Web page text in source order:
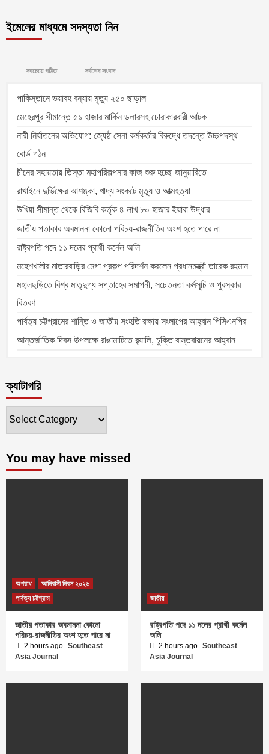
ইমেলের মাধ্যমে সদস্যতা নিন
সবচেয়ে পঠিত সর্বশেষ সংবাদ
পাকিস্তানে ভয়াবহ বন্যায় মৃত্যু ২৫০ ছাড়াল
মেহেরপুর সীমান্তে ৫১ হাজার মার্কিন ডলারসহ চোরাকারবারী আটক
নারী নির্যাতনের অভিযোগ: জ্যেষ্ঠ সেনা কর্মকর্তার বিরুদ্ধে তদন্তে উচ্চপদস্থ
বোর্ড গঠন
চীনের সহায়তায় তিস্তা মহাপরিকল্পনার কাজ শুরু হচ্ছে জানুয়ারিতে
রাখাইনে দুর্ভিক্ষের আশঙ্কা, খাদ্য সংকটে মৃত্যু ও আত্মহত্যা
উখিয়া সীমান্ত থেকে বিজিবি কর্তৃক ৪ লাখ ৮০ হাজার ইয়াবা উদ্ধার
জাতীয় পতাকার অবমাননা কোনো পরিচয়-রাজনীতির অংশ হতে পারে না
রাষ্ট্রপতি পদে ১১ দলের প্রার্থী কর্নেল অলি
মহেশখালীর মাতারবাড়ির মেগা প্রকল্প পরিদর্শন করলেন প্রধানমন্ত্রী তারেক রহমান
মহালছড়িতে বিশ্ব মাতৃদুগ্ধ সপ্তাহের সমাপনী, সচেতনতা কর্মসূচি ও পুরস্কার
বিতরণ
পার্বত্য চট্টগ্রামের শান্তি ও জাতীয় সংহতি রক্ষায় সংলাপের আহ্বান পিসিএনপির
আন্তর্জাতিক দিবস উপলক্ষে রাঙামাটিতে র‌্যালি, চুক্তি বাস্তবায়নের আহ্বান
ক্যাটাগরি
You may have missed
অপরাধ
আদিবাসী দিবস ২০২৬
পার্বত্য চট্টগ্রাম
জাতীয় পতাকার অবমাননা কোনো
পরিচয়-রাজনীতির অংশ হতে পারে না
2 hours ago Southeast
Asia Journal
জাতীয়
রাষ্ট্রপতি পদে ১১ দলের প্রার্থী কর্নেল
অলি
2 hours ago Southeast
Asia Journal